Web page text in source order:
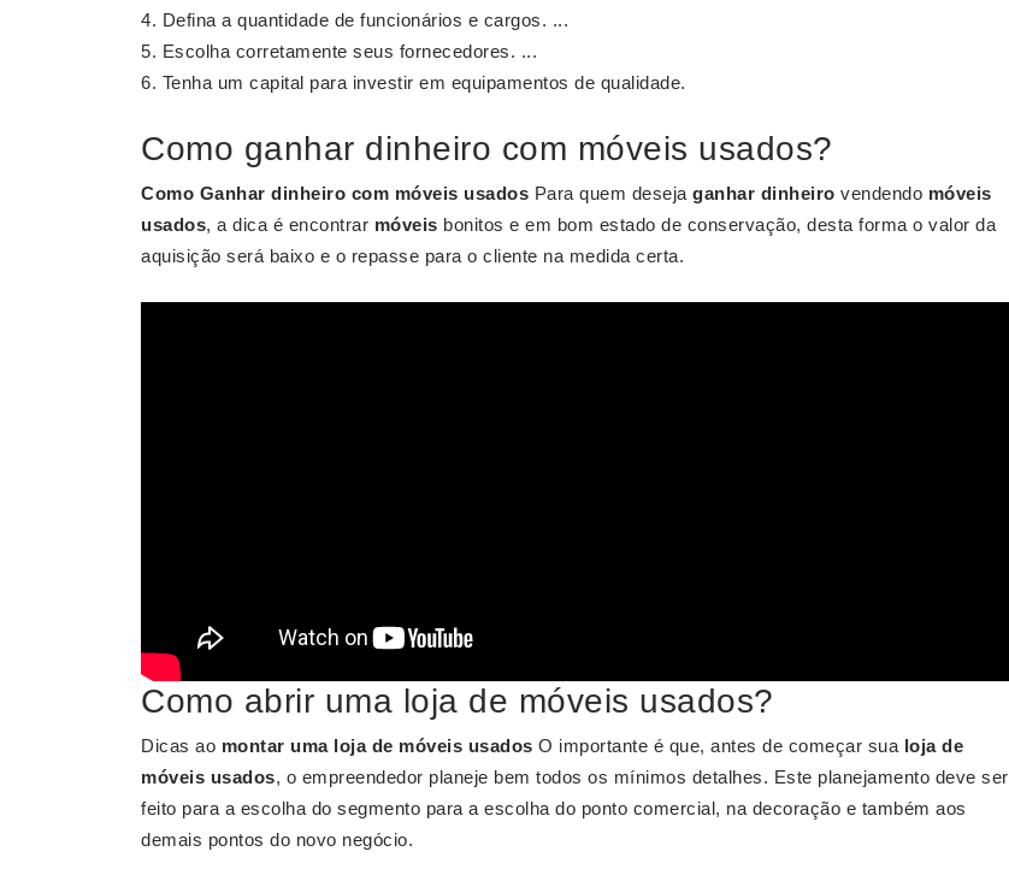
Defina a quantidade de funcionários e cargos. ...
Escolha corretamente seus fornecedores. ...
Tenha um capital para investir em equipamentos de qualidade.
Como ganhar dinheiro com móveis usados?
Como Ganhar dinheiro com móveis usados Para quem deseja ganhar dinheiro vendendo móveis
usados, a dica é encontrar móveis bonitos e em bom estado de conservação, desta forma o valor da
aquisição será baixo e o repasse para o cliente na medida certa.
Como abrir uma loja de móveis usados?
Dicas ao montar uma loja de móveis usados O importante é que, antes de começar sua loja de
móveis usados, o empreendedor planeje bem todos os mínimos detalhes. Este planejamento deve ser
feito para a escolha do segmento para a escolha do ponto comercial, na decoração e também aos
demais pontos do novo negócio.